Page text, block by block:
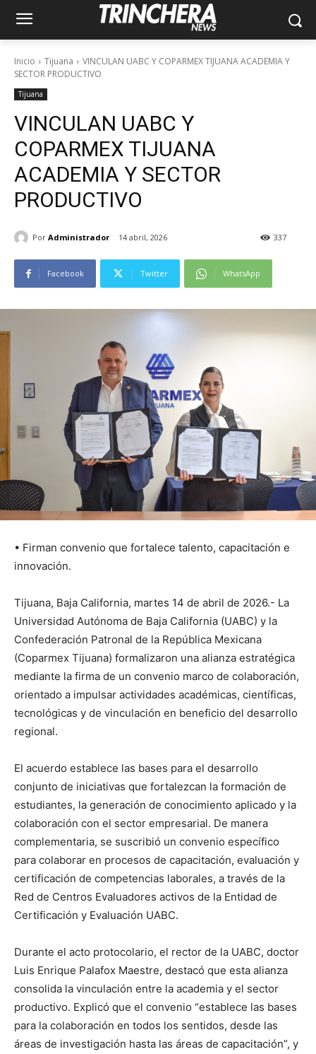
Inicio Tijuana
VINCULAN UABC Y COPARMEX TIJUANA ACADEMIA Y
SECTOR PRODUCTIVO
Tijuana
VINCULAN UABC Y
COPARMEX TIJUANA
ACADEMIA Y SECTOR
PRODUCTIVO
Por Administrador 14 abril, 2026 337
Facebook Twitter WhatsApp
• Firman convenio que fortalece talento, capacitación e
innovación.
Tijuana, Baja California, martes 14 de abril de 2026.- La
Universidad Autónoma de Baja California (UABC) y la
Confederación Patronal de la República Mexicana
(Coparmex Tijuana) formalizaron una alianza estratégica
mediante la firma de un convenio marco de colaboración,
orientado a impulsar actividades académicas, científicas,
tecnológicas y de vinculación en beneficio del desarrollo
regional.
El acuerdo establece las bases para el desarrollo
conjunto de iniciativas que fortalezcan la formación de
estudiantes, la generación de conocimiento aplicado y la
colaboración con el sector empresarial. De manera
complementaria, se suscribió un convenio específico
para colaborar en procesos de capacitación, evaluación y
certificación de competencias laborales, a través de la
Red de Centros Evaluadores activos de la Entidad de
Certificación y Evaluación UABC.
Durante el acto protocolario, el rector de la UABC, doctor
Luis Enrique Palafox Maestre, destacó que esta alianza
consolida la vinculación entre la academia y el sector
productivo. Explicó que el convenio “establece las bases
para la colaboración en todos los sentidos, desde las
áreas de investigación hasta las áreas de capacitación”, y